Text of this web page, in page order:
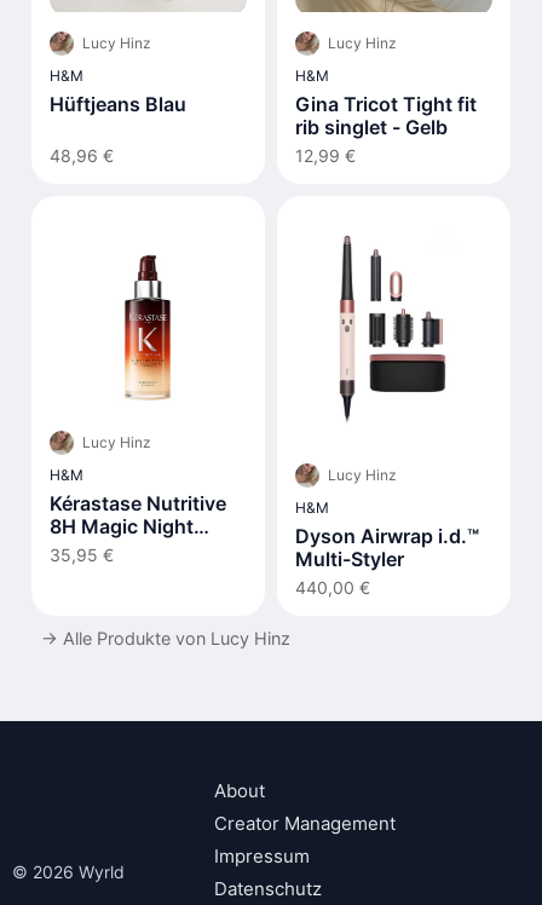
Lucy Hinz
H&M
Hüftjeans Blau
48,96 €
Lucy Hinz
H&M
Gina Tricot Tight fit
rib singlet - Gelb
12,99 €
Lucy Hinz
H&M
Kérastase Nutritive
8H Magic Night
Serum
35,95 €
Lucy Hinz
H&M
Dyson Airwrap i.d.™
Multi-Styler
440,00 €
→ Alle Produkte von Lucy Hinz
© 2026 Wyrld
About
Creator Management
Impressum
Datenschutz